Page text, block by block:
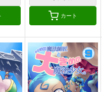
カート